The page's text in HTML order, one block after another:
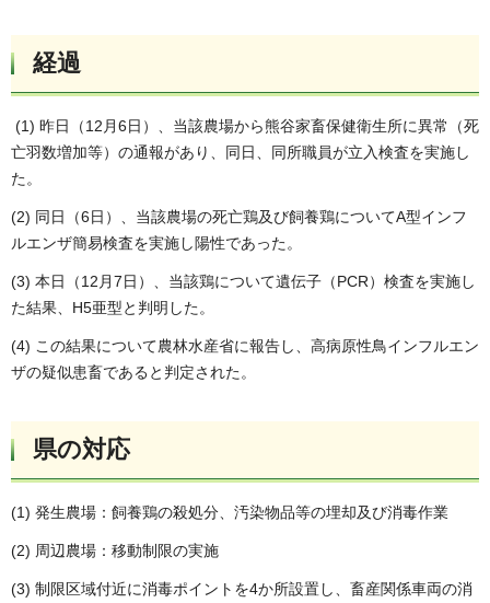
経過
(1) 昨日（12月6日）、当該農場から熊谷家畜保健衛生所に異常（死
亡羽数増加等）の通報があり、同日、同所職員が立入検査を実施し
た。
(2) 同日（6日）、当該農場の死亡鶏及び飼養鶏についてA型インフ
ルエンザ簡易検査を実施し陽性であった。
(3) 本日（12月7日）、当該鶏について遺伝子（PCR）検査を実施し
た結果、H5亜型と判明した。
(4) この結果について農林水産省に報告し、高病原性鳥インフルエン
ザの疑似患畜であると判定された。
県の対応
(1) 発生農場：飼養鶏の殺処分、汚染物品等の埋却及び消毒作業
(2) 周辺農場：移動制限の実施
(3) 制限区域付近に消毒ポイントを4か所設置し、畜産関係車両の消